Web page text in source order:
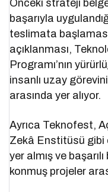
Önceki strateji
başarıyla
teslimata
açıklanması,
Programı’nın
insanlı uzay
arasında yer alıyor.
Ayrıca Teknofest,
Zekâ Enstitüsü gibi
yer almış ve
konmuş projeler